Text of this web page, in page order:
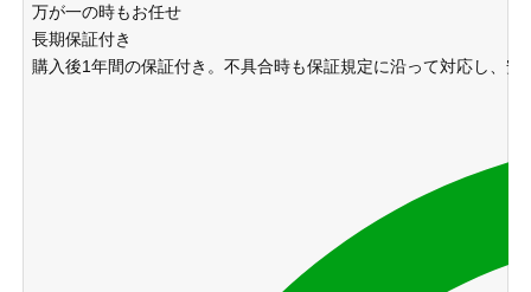
万が一の時もお任せ
長期保証付き
購入後1年間の保証付き。不具合時も保証規定に沿って対応し、